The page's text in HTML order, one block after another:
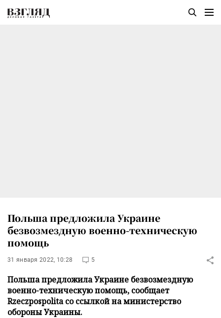
Польша предложила Украине
безвозмездную военно-техническую
помощь
31 января 2022, 10:28 5
Польша предложила Украине безвозмездную
военно-техническую помощь, сообщает
Rzeczpospolita со ссылкой на министерство
обороны Украины.